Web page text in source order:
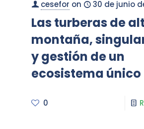
cesefor on 30 de junio
Las turberas de
montaña,
y gestión de un
ecosistema único
0